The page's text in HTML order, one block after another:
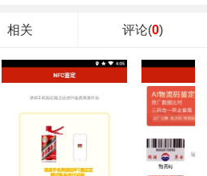
相关 评论(0)